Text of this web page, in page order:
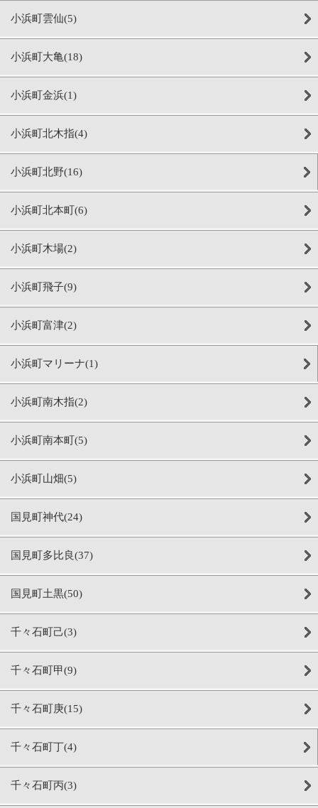
小浜町雲仙(5)
小浜町大亀(18)
小浜町金浜(1)
小浜町北木指(4)
小浜町北野(16)
小浜町北本町(6)
小浜町木場(2)
小浜町飛子(9)
小浜町富津(2)
小浜町マリーナ(1)
小浜町南木指(2)
小浜町南本町(5)
小浜町山畑(5)
国見町神代(24)
国見町多比良(37)
国見町土黒(50)
千々石町己(3)
千々石町甲(9)
千々石町庚(15)
千々石町丁(4)
千々石町丙(3)